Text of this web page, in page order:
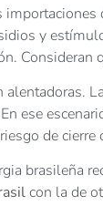
y
Consideran
alentadoras.
ese
de
brasileña
con la de